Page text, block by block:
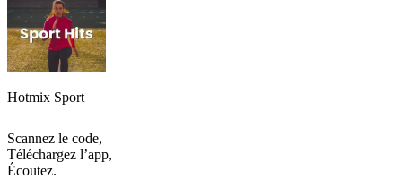
Hotmix Sport
Scannez le code,
Téléchargez l’app,
Écoutez.